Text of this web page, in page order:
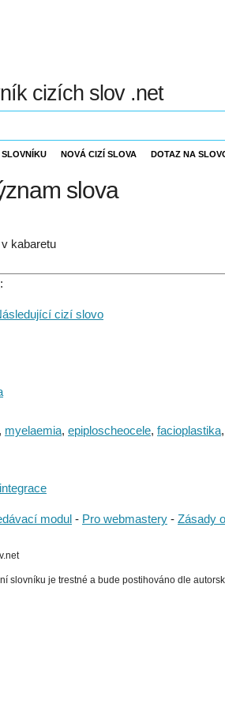
cizích slov .net
NOVÁ CIZÍ SLOVA DOTAZ NA
slova
kabaretu
:
cizí slovo
, myelaemia, epiploscheocele, facioplastika,
integrace
modul - Pro webmastery - Zásady
slovníku je trestné a bude postihováno dle